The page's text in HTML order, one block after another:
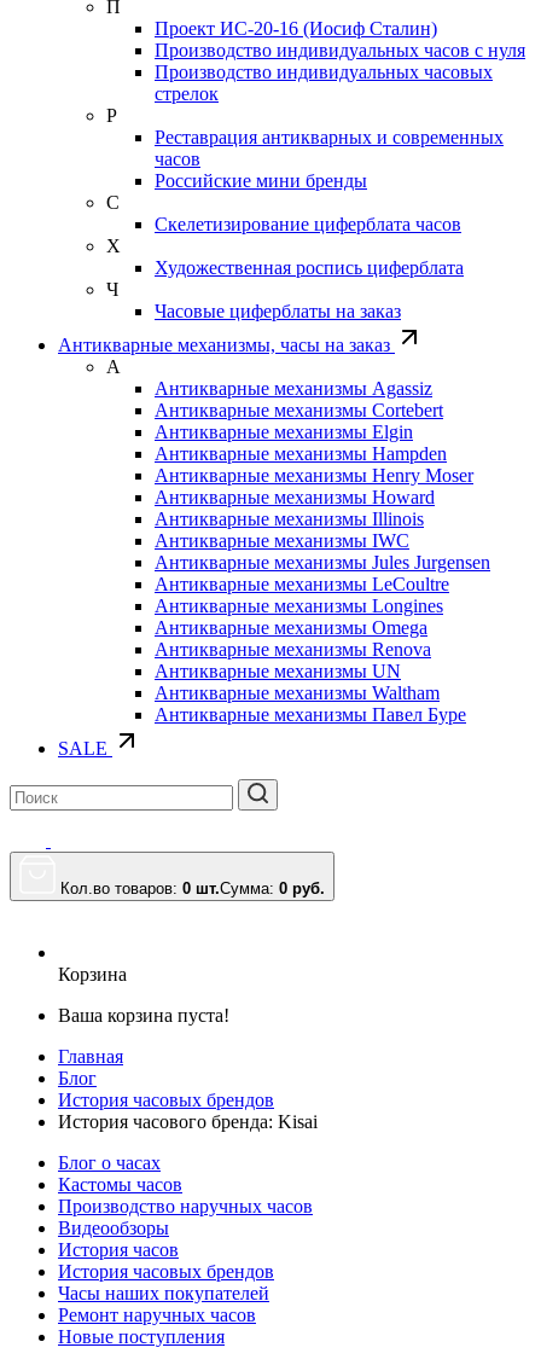
П
Проект ИС-20-16 (Иосиф Сталин)
Производство индивидуальных часов с нуля
Производство индивидуальных часовых
стрелок
Р
Реставрация антикварных и современных
часов
Российские мини бренды
С
Скелетизирование циферблата часов
Х
Художественная роспись циферблата
Ч
Часовые циферблаты на заказ
Антикварные механизмы, часы на заказ
А
Антикварные механизмы Agassiz
Антикварные механизмы Cortebert
Антикварные механизмы Elgin
Антикварные механизмы Hampden
Антикварные механизмы Henry Moser
Антикварные механизмы Howard
Антикварные механизмы Illinois
Антикварные механизмы IWC
Антикварные механизмы Jules Jurgensen
Антикварные механизмы LeCoultre
Антикварные механизмы Longines
Антикварные механизмы Omega
Антикварные механизмы Renova
Антикварные механизмы UN
Антикварные механизмы Waltham
Антикварные механизмы Павел Буре
SALE
Кол.во товаров: 0 шт.Сумма: 0 руб.
Корзина
Ваша корзина пуста!
Главная
Блог
История часовых брендов
История часового бренда: Kisai
Блог о часах
Кастомы часов
Производство наручных часов
Видеообзоры
История часов
История часовых брендов
Часы наших покупателей
Ремонт наручных часов
Новые поступления